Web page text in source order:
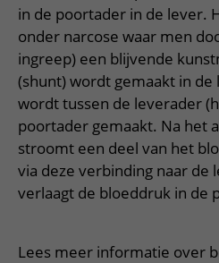
Onderzoeken en diagnostiek
Het Wilhelmina
Bloedprikken
Wachttijden
Bezoektijden
Wijzigen patiëntgegevens
Mijn UMC Utrecht patiëntportaal
Faciliteiten en voorzieningen
Bezoekregels
Kwaliteit en veiligheid
Route naar het ziekenhuis
Parkeren
Wegwijs in het ziekenhuis
Contact met polikliniek
Contact met verpleegafdeling
Het Wilhelmina
Teleconsult aanvragen
Diagnostiek aanvragen
Zorgverlenersportaal
Over UMC Utrecht
Research
Onderwijs
Werken bij het UMC Utrecht
in de poortader in de lever.
onder narcose waar men
ingreep) een blijvende
(shunt) wordt gemaakt in de
wordt tussen de leverader
poortader gemaakt. Na het
stroomt een deel van het
via deze verbinding naar
verlaagt de bloeddruk in de
Lees meer informatie over